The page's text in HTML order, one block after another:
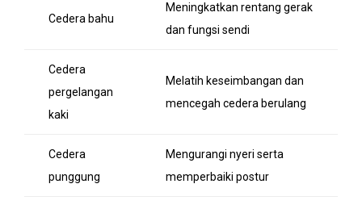
Cedera bahu
Meningkatkan rentang gerak
dan fungsi sendi
Cedera
pergelangan
kaki
Melatih keseimbangan dan
mencegah cedera berulang
Cedera
punggung
Mengurangi nyeri serta
memperbaiki postur